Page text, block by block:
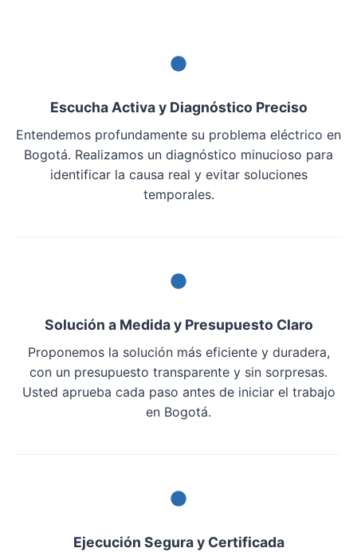
Escucha Activa y Diagnóstico Preciso
Entendemos profundamente su problema eléctrico en
Bogotá. Realizamos un diagnóstico minucioso para
identificar la causa real y evitar soluciones
temporales.
Solución a Medida y Presupuesto Claro
Proponemos la solución más eficiente y duradera,
con un presupuesto transparente y sin sorpresas.
Usted aprueba cada paso antes de iniciar el trabajo
en Bogotá.
Ejecución Segura y Certificada